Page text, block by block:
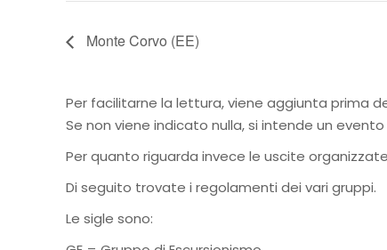
Monte Corvo (EE)
Per facilitarne la lettura, viene aggiunta prima
Se non viene indicato nulla, si intende un
Per quanto riguarda invece le uscite
Di seguito trovate i regolamenti dei vari gruppi.
Le sigle sono: